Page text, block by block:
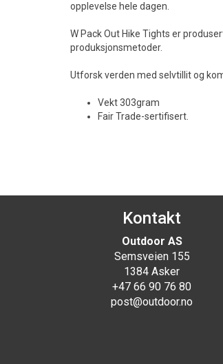
opplevelse hele dagen.
W Pack Out Hike Tights er
produksjonsmetoder.
Utforsk verden med selvtillit og
Vekt 303gram
Fair Trade-sertifisert.
Kontakt
Outdoor AS
Semsveien 155
1384 Asker
+47 66 90 76 80
post@outdoor.no